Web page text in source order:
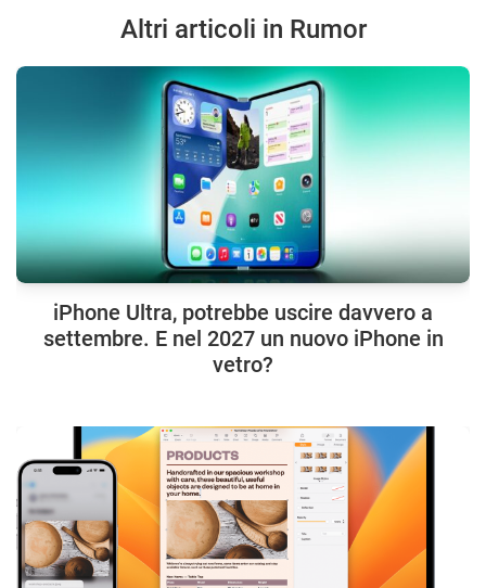
Altri articoli in Rumor
iPhone Ultra, potrebbe uscire davvero a
settembre. E nel 2027 un nuovo iPhone in
vetro?